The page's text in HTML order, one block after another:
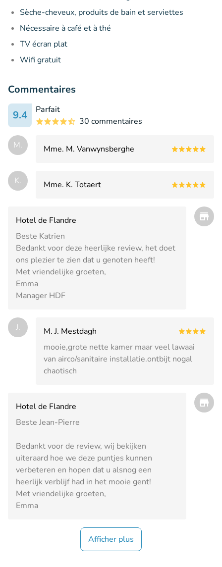
Sèche-cheveux, produits de bain et serviettes
Nécessaire à café et à thé
TV écran plat
Wifi gratuit
Commentaires
9.4
Parfait
30 commentaires
M. Mme. M. Vanwynsberghe
K. Mme. K. Totaert
Hotel de Flandre
Beste Katrien
Bedankt voor deze heerlijke review, het doet
ons plezier te zien dat u genoten heeft!
Met vriendelijke groeten,
Emma
Manager HDF
J.
M. J. Mestdagh
mooie,grote nette kamer maar veel lawaai
van airco/sanitaire installatie.ontbijt nogal
chaotisch
Hotel de Flandre
Beste Jean-Pierre
Bedankt voor de review, wij bekijken
uiteraard hoe we deze puntjes kunnen
verbeteren en hopen dat u alsnog een
heerlijk verblijf had in het mooie gent!
Met vriendelijke groeten,
Emma
Afficher plus